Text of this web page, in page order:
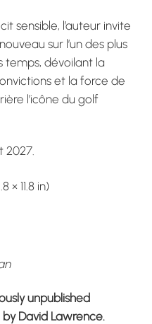
sensible, l’auteur invite
sur l’un des plus
temps, dévoilant la
et la force de
l’icône du golf
2027.
× 11.8 in)
unpublished
David Lawrence.